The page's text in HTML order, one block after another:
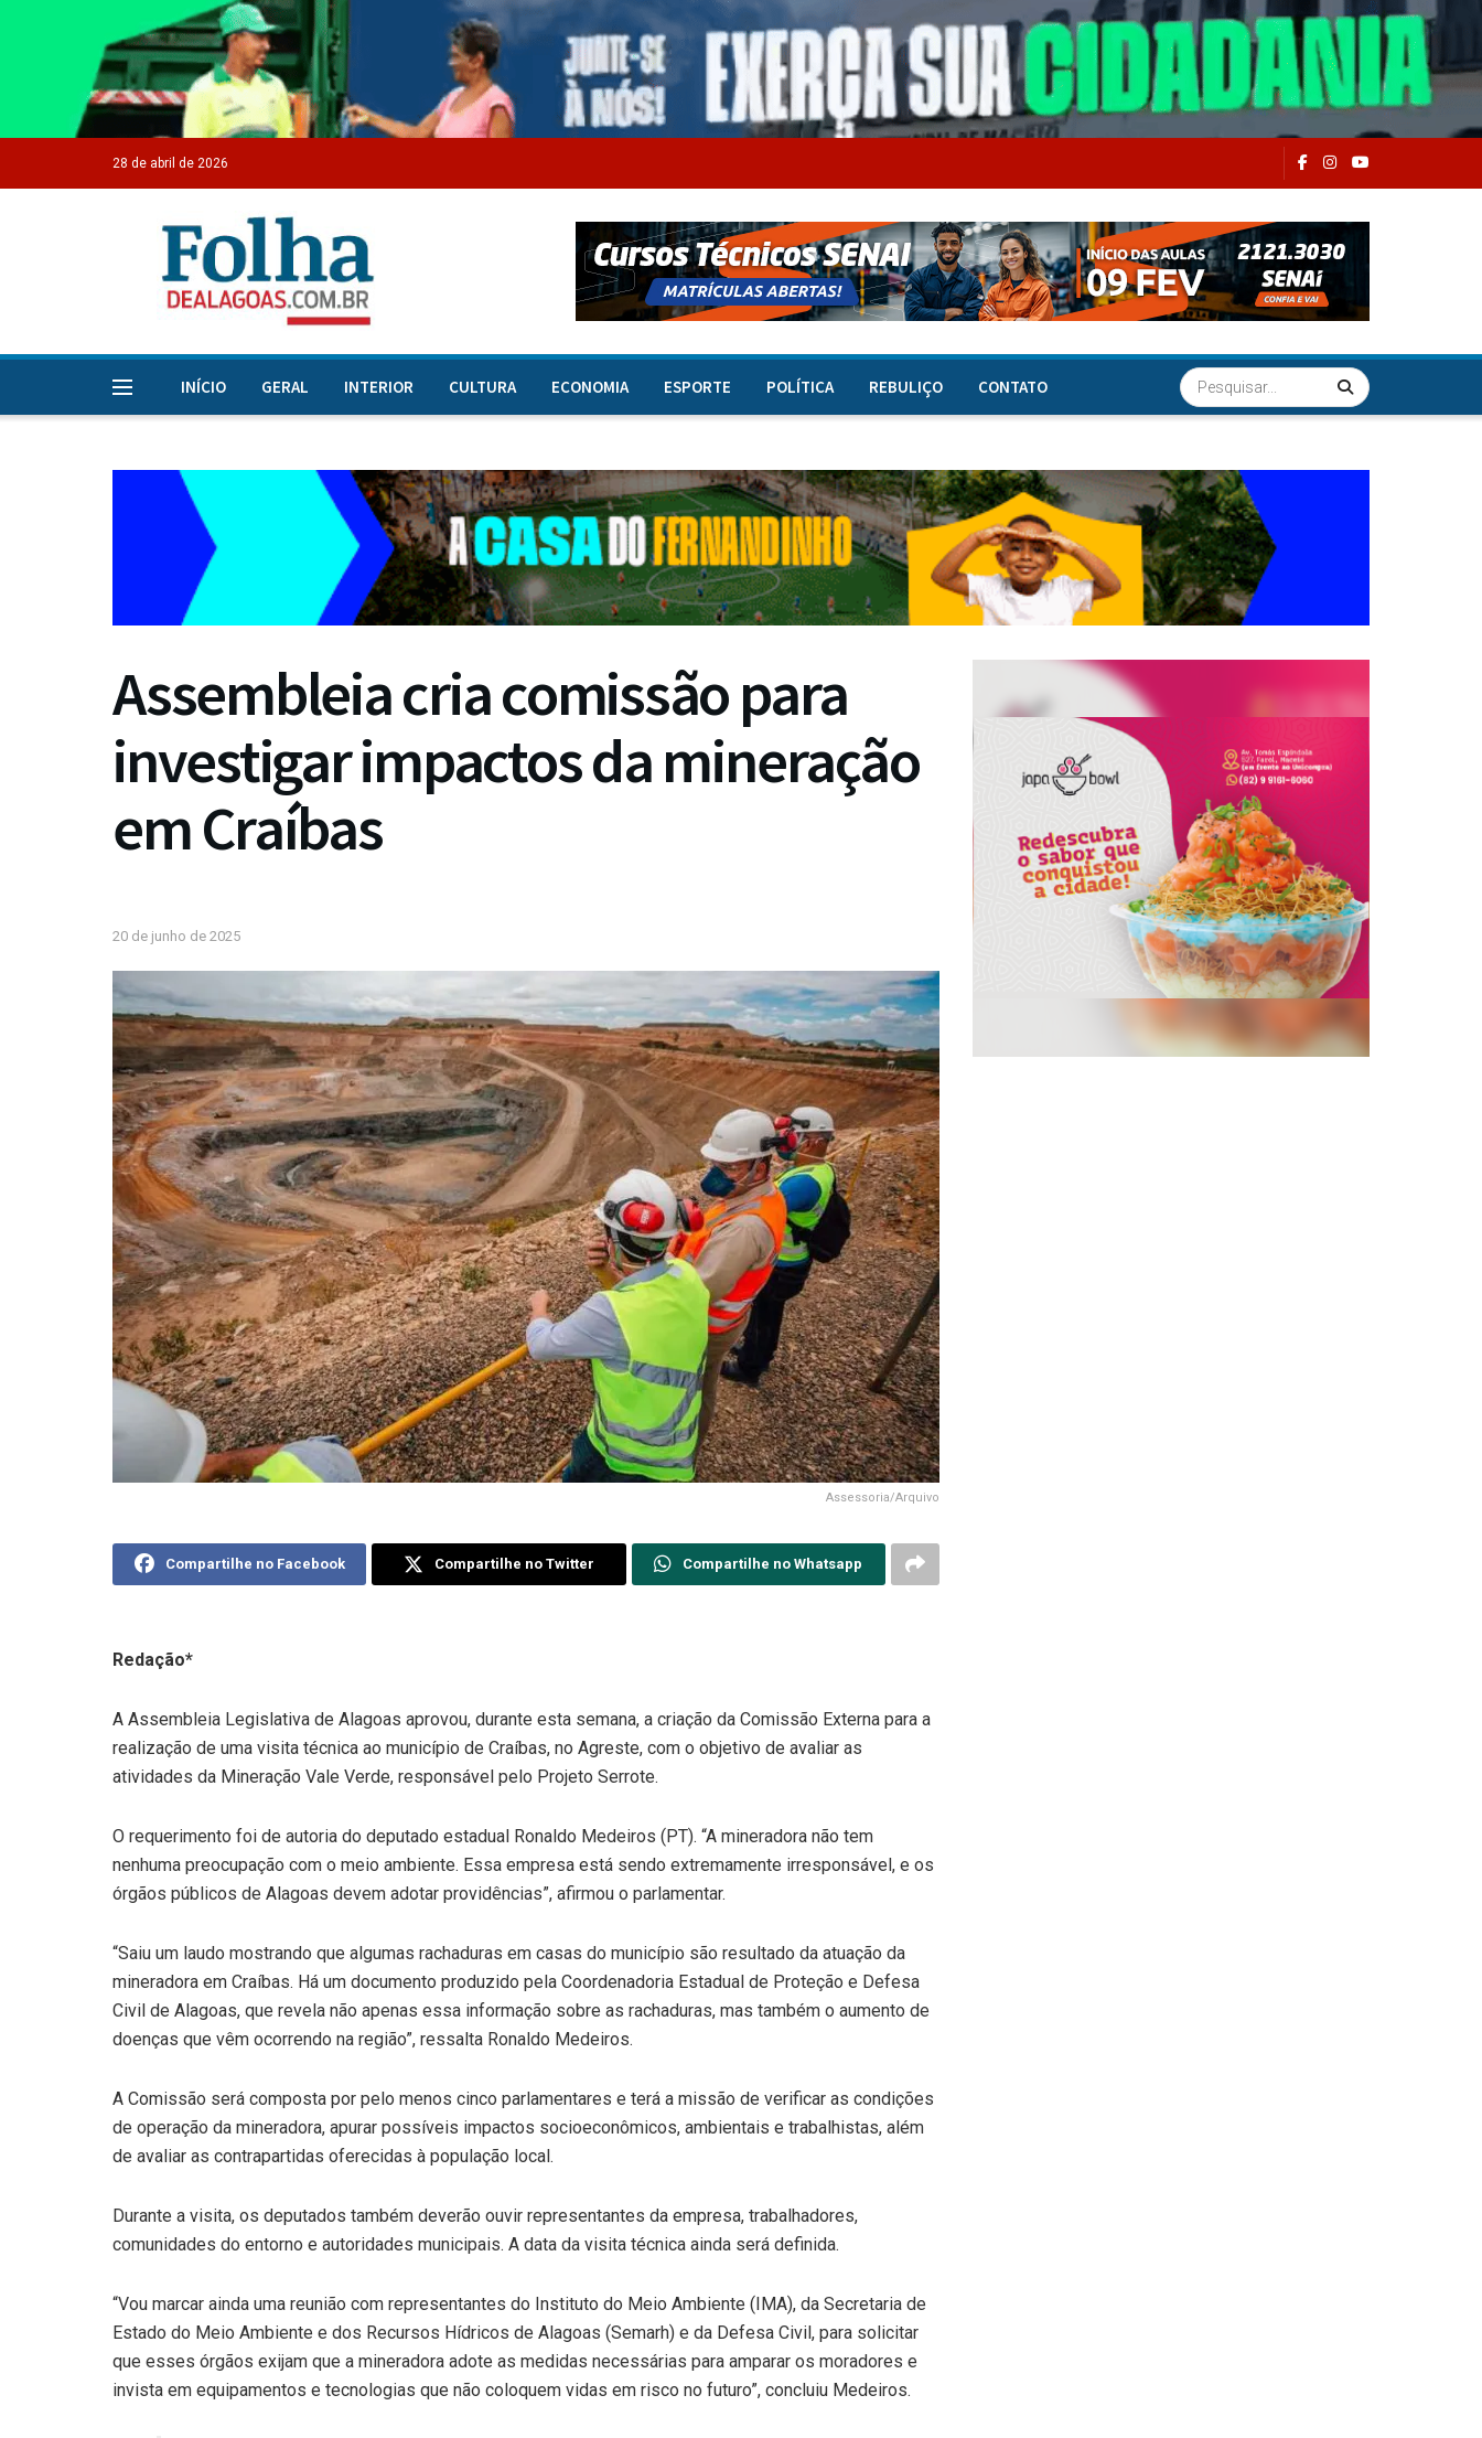
28 de abril de 2026
INÍCIO GERAL INTERIOR CULTURA ECONOMIA ESPORTE POLÍTICA REBULIÇO CONTATO
Assembleia cria comissão para
investigar impactos da mineração
em Craíbas
20 de junho de 2025
Assessoria/Arquivo
Compartilhe no Facebook Compartilhe no Twitter Compartilhe no Whatsapp
Redação*
A Assembleia Legislativa de Alagoas aprovou, durante esta semana, a criação da Comissão Externa para a
realização de uma visita técnica ao município de Craíbas, no Agreste, com o objetivo de avaliar as
atividades da Mineração Vale Verde, responsável pelo Projeto Serrote.
O requerimento foi de autoria do deputado estadual Ronaldo Medeiros (PT). “A mineradora não tem
nenhuma preocupação com o meio ambiente. Essa empresa está sendo extremamente irresponsável, e os
órgãos públicos de Alagoas devem adotar providências”, afirmou o parlamentar.
“Saiu um laudo mostrando que algumas rachaduras em casas do município são resultado da atuação da
mineradora em Craíbas. Há um documento produzido pela Coordenadoria Estadual de Proteção e Defesa
Civil de Alagoas, que revela não apenas essa informação sobre as rachaduras, mas também o aumento de
doenças que vêm ocorrendo na região”, ressalta Ronaldo Medeiros.
A Comissão será composta por pelo menos cinco parlamentares e terá a missão de verificar as condições
de operação da mineradora, apurar possíveis impactos socioeconômicos, ambientais e trabalhistas, além
de avaliar as contrapartidas oferecidas à população local.
Durante a visita, os deputados também deverão ouvir representantes da empresa, trabalhadores,
comunidades do entorno e autoridades municipais. A data da visita técnica ainda será definida.
“Vou marcar ainda uma reunião com representantes do Instituto do Meio Ambiente (IMA), da Secretaria de
Estado do Meio Ambiente e dos Recursos Hídricos de Alagoas (Semarh) e da Defesa Civil, para solicitar
que esses órgãos exijam que a mineradora adote as medidas necessárias para amparar os moradores e
invista em equipamentos e tecnologias que não coloquem vidas em risco no futuro”, concluiu Medeiros.